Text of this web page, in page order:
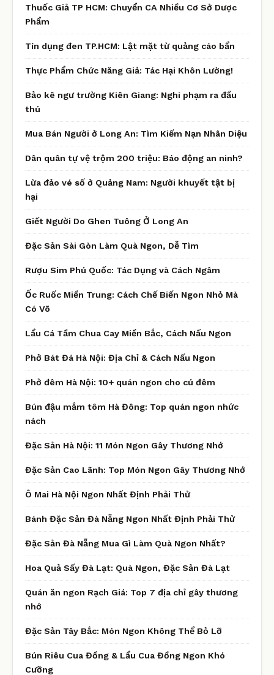
Thuốc Giả TP HCM: Chuyển CA Nhiều Cơ Sở Dược
Phẩm
Tín dụng đen TP.HCM: Lật mặt từ quảng cáo bẩn
Thực Phẩm Chức Năng Giả: Tác Hại Khôn Lường!
Bảo kê ngư trường Kiên Giang: Nghi phạm ra đầu
thú
Mua Bán Người ở Long An: Tìm Kiếm Nạn Nhân Diệu
Dân quân tự vệ trộm 200 triệu: Báo động an ninh?
Lừa đảo vé số ở Quảng Nam: Người khuyết tật bị
hại
Giết Người Do Ghen Tuông Ở Long An
Đặc Sản Sài Gòn Làm Quà Ngon, Dễ Tìm
Rượu Sim Phú Quốc: Tác Dụng và Cách Ngâm
Ốc Ruốc Miền Trung: Cách Chế Biến Ngon Nhỏ Mà
Có Võ
Lẩu Cá Tầm Chua Cay Miền Bắc, Cách Nấu Ngon
Phở Bát Đá Hà Nội: Địa Chỉ & Cách Nấu Ngon
Phở đêm Hà Nội: 10+ quán ngon cho cú đêm
Bún đậu mắm tôm Hà Đông: Top quán ngon nhức
nách
Đặc Sản Hà Nội: 11 Món Ngon Gây Thương Nhớ
Đặc Sản Cao Lãnh: Top Món Ngon Gây Thương Nhớ
Ô Mai Hà Nội Ngon Nhất Định Phải Thử
Bánh Đặc Sản Đà Nẵng Ngon Nhất Định Phải Thử
Đặc Sản Đà Nẵng Mua Gì Làm Quà Ngon Nhất?
Hoa Quả Sấy Đà Lạt: Quà Ngon, Đặc Sản Đà Lạt
Quán ăn ngon Rạch Giá: Top 7 địa chỉ gây thương
nhớ
Đặc Sản Tây Bắc: Món Ngon Không Thể Bỏ Lỡ
Bún Riêu Cua Đồng & Lẩu Cua Đồng Ngon Khó
Cưỡng